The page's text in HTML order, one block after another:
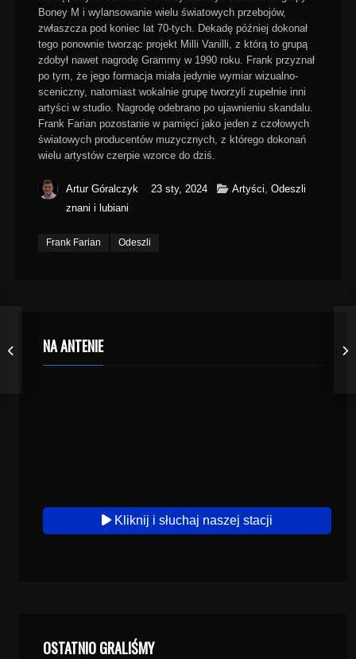
Boney M i wylansowanie wielu światowych przebojów,
zwłaszcza pod koniec lat 70-tych. Dekadę później dokonał
tego ponownie tworząc projekt Milli Vanilli, z którą to grupą
zdobył nawet nagrodę Grammy w 1990 roku. Frank przyznał
po tym, że jego formacja miała jedynie wymiar wizualno-
sceniczny, natomiast wokalnie grupę tworzyli zupełnie inni
artyści w studio. Nagrodę odebrano po ujawnieniu skandalu.
Frank Farian pozostanie w pamięci jako jeden z czołowych
światowych producentów muzycznych, z którego dokonań
wielu artystów czerpie wzorce do dziś.
Artur Góralczyk 23 sty, 2024 Artyści, Odeszli
znani i lubiani
Frank Farian Odeszli
NA ANTENIE
Kliknij i słuchaj naszej stacji
OSTATNIO GRALIŚMY